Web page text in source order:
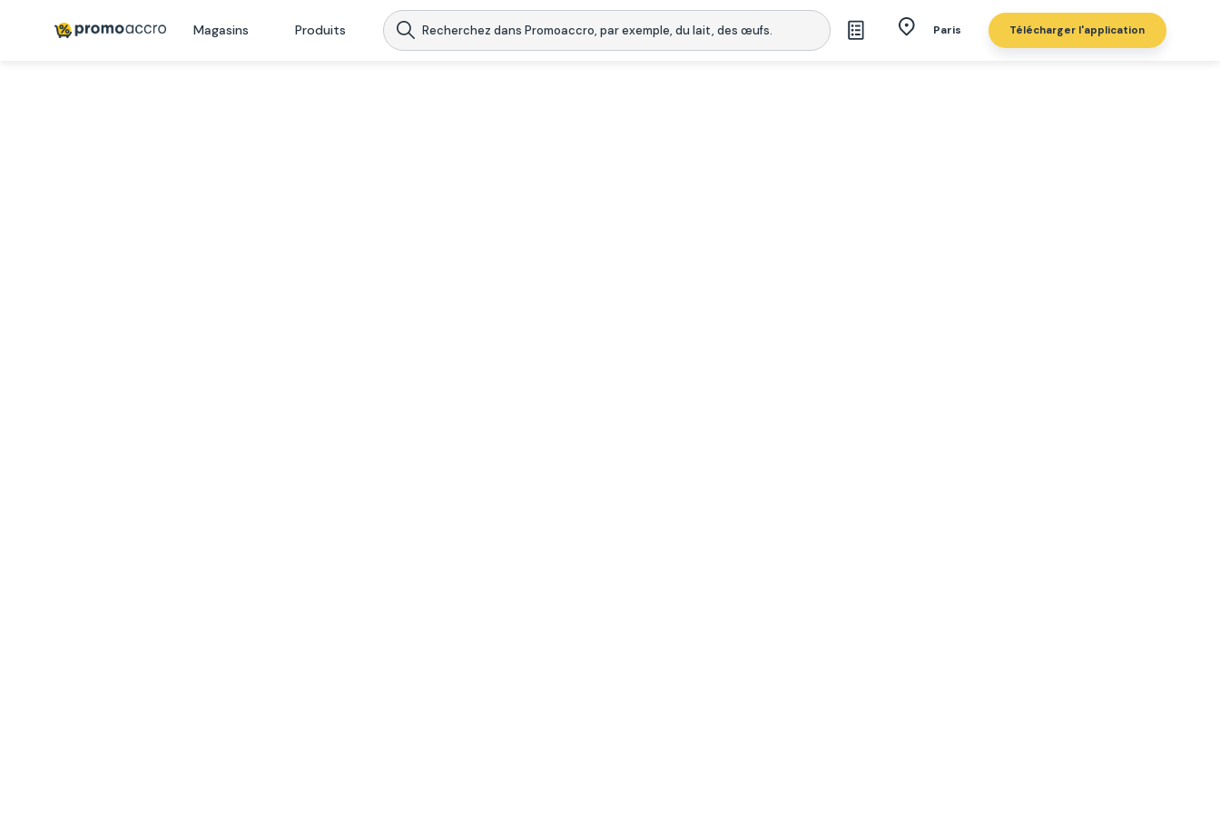
Magasins Produits Paris Télécharger l'application